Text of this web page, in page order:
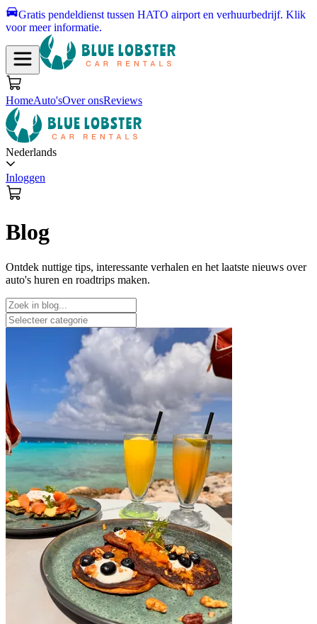
Gratis pendeldienst tussen HATO airport en verhuurbedrijf. Klik
voor meer informatie.
HomeAuto'sOver onsReviews
Nederlands
Inloggen
Blog
Ontdek nuttige tips, interessante verhalen en het laatste nieuws over
auto's huren en roadtrips maken.